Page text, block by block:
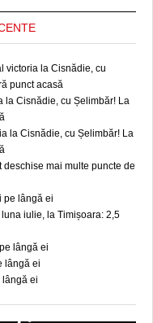
victoria la Cisnădie, cu
punct acasă
la Cisnădie, cu Șelimbăr! La
la Cisnădie, cu Șelimbăr! La
mai multe puncte de
pe lângă ei
iulie, la Timișoara: 2,5
lângă ei
lângă ei
lângă ei